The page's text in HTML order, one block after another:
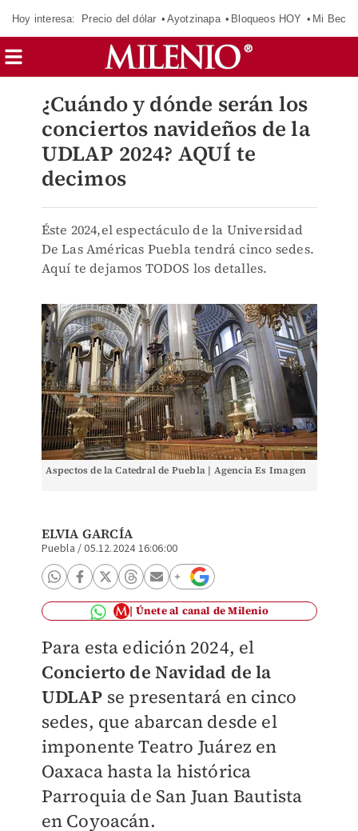
Hoy interesa: Precio del dólar Ayotzinapa Bloqueos HOY Mi Beca
¿Cuándo y dónde serán los
conciertos navideños de la
UDLAP 2024? AQUÍ te
decimos
Éste 2024,el espectáculo de la Universidad
De Las Américas Puebla tendrá cinco sedes.
Aquí te dejamos TODOS los detalles.
Aspectos de la Catedral de Puebla | Agencia Es Imagen
ELVIA GARCÍA
Puebla /05.12.2024 16:06:00
Únete al canal de Milenio
Para esta edición 2024, el
Concierto de Navidad de la
UDLAP se presentará en cinco
sedes, que abarcan desde el
imponente Teatro Juárez en
Oaxaca hasta la histórica
Parroquia de San Juan Bautista
en Coyoacán.